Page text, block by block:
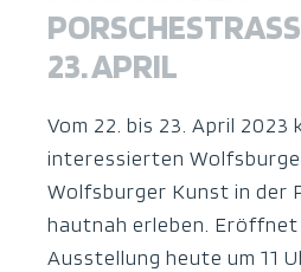
23. APRIL
Vom 22. bis 23. April 2023
interessierten
Wolfsburger Kunst in der
hautnah erleben. Eröffnet
Ausstellung heute um 11